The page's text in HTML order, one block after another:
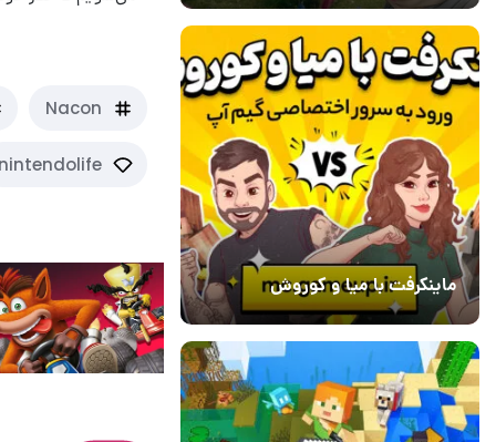
ماینکرفت با میا و کوروش
7
30 دی 1403
Nacon
nintendolife